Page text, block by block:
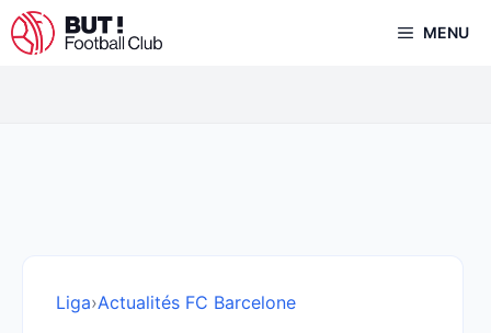
Aller
au
MENU
Liga›Actualités FC Barcelone